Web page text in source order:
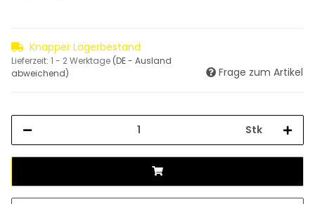
Knapper Lagerbestand
Lieferzeit: 1 - 2 Werktage (DE - Ausland
abweichend)
Frage zum Artikel
Stk